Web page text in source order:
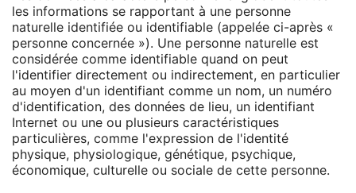
les informations se rapportant à une personne
naturelle identifiée ou identifiable (appelée ci-après «
personne concernée »). Une personne naturelle est
considérée comme identifiable quand on peut
l'identifier directement ou indirectement, en particulier
au moyen d'un identifiant comme un nom, un numéro
d'identification, des données de lieu, un identifiant
Internet ou une ou plusieurs caractéristiques
particulières, comme l'expression de l'identité
physique, physiologique, génétique, psychique,
économique, culturelle ou sociale de cette personne.